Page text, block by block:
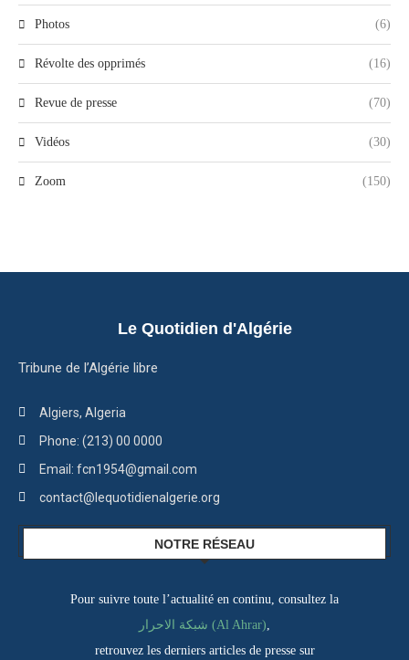
Photos (6)
Révolte des opprimés (16)
Revue de presse (70)
Vidéos (30)
Zoom (150)
Le Quotidien d'Algérie
Tribune de l’Algérie libre
Algiers, Algeria
Phone: (213) 00 0000
Email: fcn1954@gmail.com
contact@lequotidienalgerie.org
NOTRE RÉSEAU
Pour suivre toute l’actualité en continu, consultez la
شبكة الاحرار (Al Ahrar),
retrouvez les derniers articles de presse sur